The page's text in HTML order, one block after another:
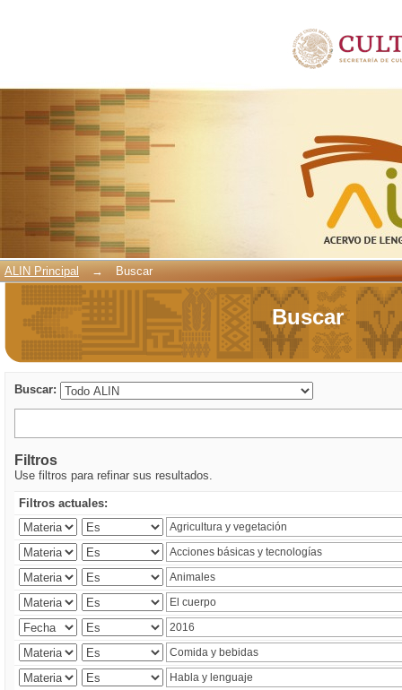
ALIN Principal → Buscar
Buscar
Buscar:
Filtros
Use filtros para refinar sus resultados.
Filtros actuales: